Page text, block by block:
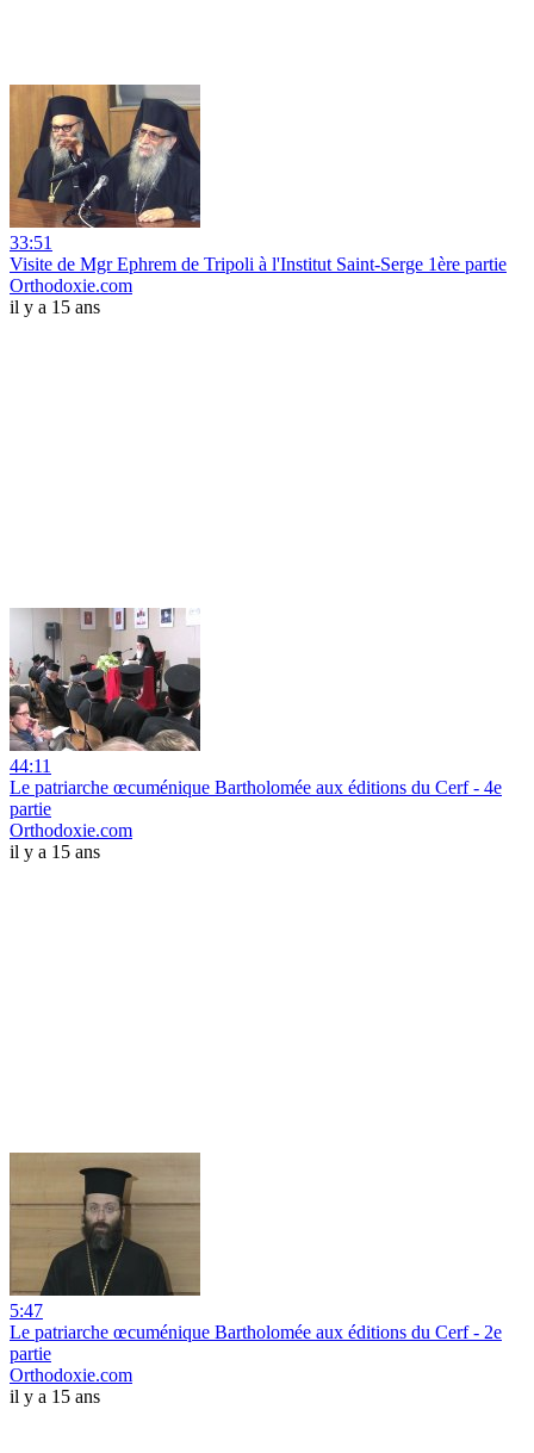
33:51
Visite de Mgr Ephrem de Tripoli à l'Institut Saint-Serge 1ère partie
Orthodoxie.com
il y a 15 ans
44:11
Le patriarche œcuménique Bartholomée aux éditions du Cerf - 4e
partie
Orthodoxie.com
il y a 15 ans
5:47
Le patriarche œcuménique Bartholomée aux éditions du Cerf - 2e
partie
Orthodoxie.com
il y a 15 ans